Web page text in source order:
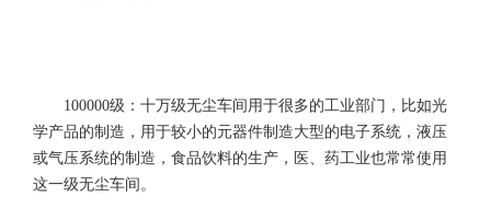
100000级：十万级无尘车间用于很多的工业部门，比如光
学产品的制造，用于较小的元器件制造大型的电子系统，液压
或气压系统的制造，食品饮料的生产，医、药工业也常常使用
这一级无尘车间。